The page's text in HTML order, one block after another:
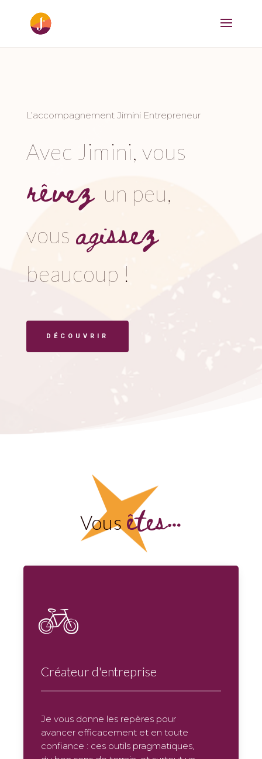
L’accompagnement Jimini Entrepreneur
Avec Jimini, vous
rêvez un peu,
vous agissez
beaucoup !
DÉCOUVRIR
Vous êtes…
Créateur d'entreprise
Je vous donne les repères pour
avancer efficacement et en toute
confiance : ces outils pragmatiques,